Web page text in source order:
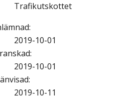
Trafikutskottet
:
2019-10-01
:
2019-10-01
:
2019-10-11